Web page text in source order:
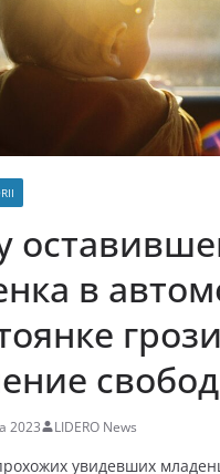
в
2023 LIDERO News
увидевших